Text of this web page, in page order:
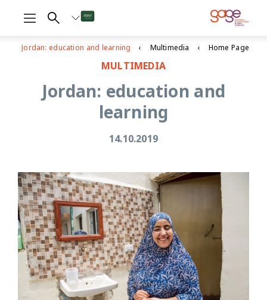
Home Page
Multimedia
Jordan: education and learning
MULTIMEDIA
Jordan: education and
learning
14.10.2019